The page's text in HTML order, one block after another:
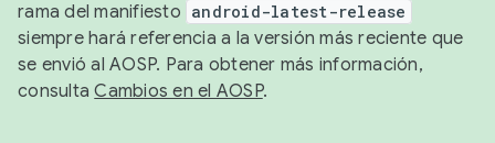
rama del manifiesto android-latest-release
siempre hará referencia a la versión más reciente que
se envió al AOSP. Para obtener más información,
consultaCambios en el AOSP.